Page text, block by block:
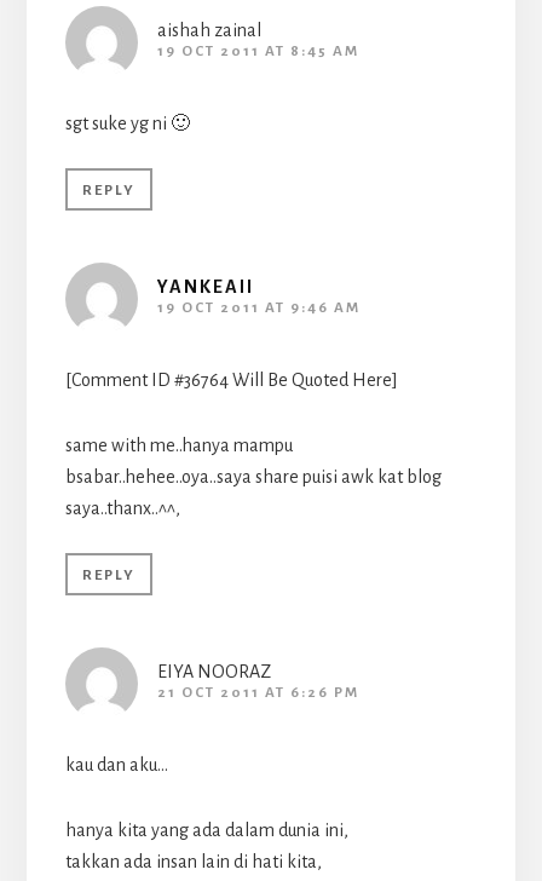
aishah zainal
19 OCT 2011 AT 8:45 AM
sgt suke yg ni 🙂
REPLY
YANKEAII
19 OCT 2011 AT 9:46 AM
[Comment ID #36764 Will Be Quoted Here]
same with me..hanya mampu
bsabar..hehee..oya..saya share puisi awk kat blog
saya..thanx..^^,
REPLY
EIYA NOORAZ
21 OCT 2011 AT 6:26 PM
kau dan aku…
hanya kita yang ada dalam dunia ini,
takkan ada insan lain di hati kita,